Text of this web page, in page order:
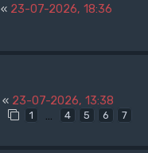
« 23-07-2026, 18:36
« 23-07-2026, 13:38
1 … 4 5 6 7